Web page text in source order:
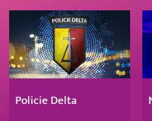
Policie Delta